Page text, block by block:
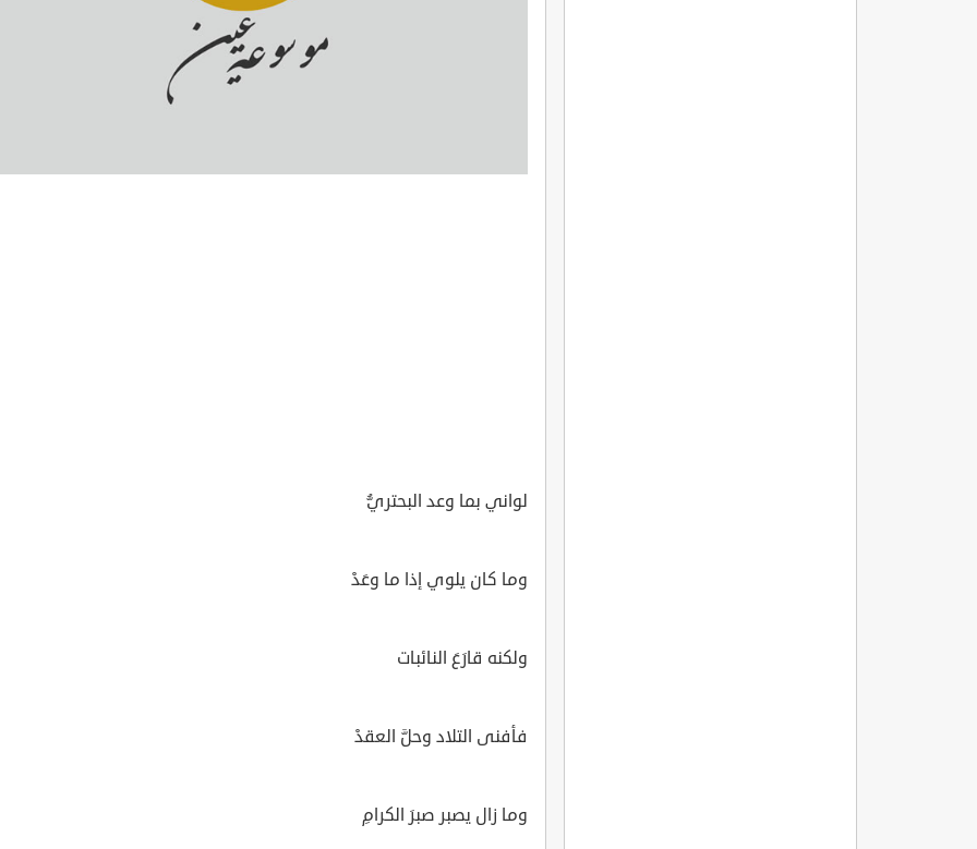
لواني بما وعد البحتريُّ
وما كان يلوي إذا ما وعَدْ
ولكنه قارَعَ النائبات
فأفنى التلاد وحلَّ العقدْ
وما زال يصبر صبرَ الكرامِ